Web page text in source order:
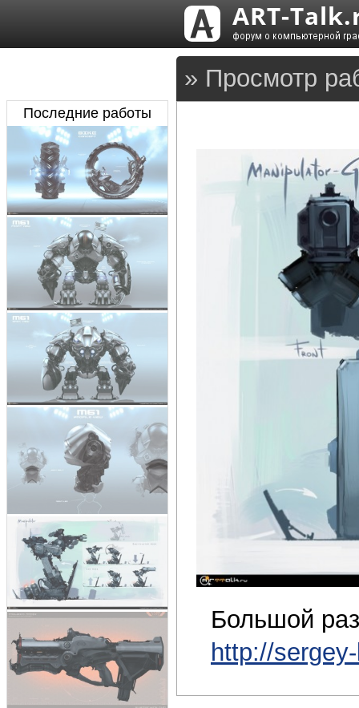
» Просмотр
Большой
http://
Последние работы